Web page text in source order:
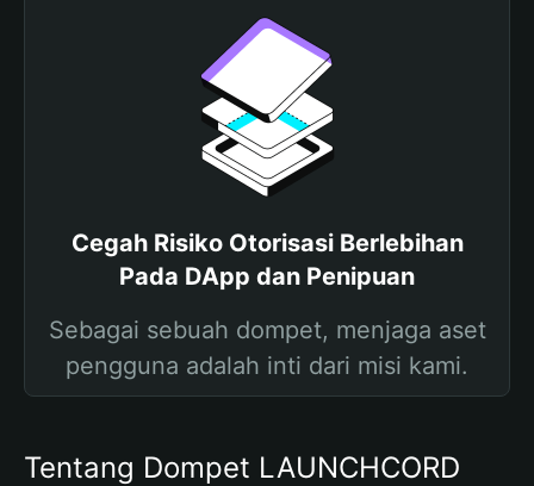
Cegah Risiko Otorisasi Berlebihan
Pada DApp dan Penipuan
Sebagai sebuah dompet, menjaga aset
pengguna adalah inti dari misi kami.
Tentang Dompet LAUNCHCORD